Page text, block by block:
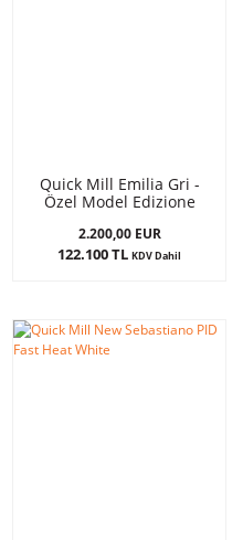
Quick Mill Emilia Gri -
Özel Model Edizione
2.200,00 EUR
122.100 TL KDV Dahil